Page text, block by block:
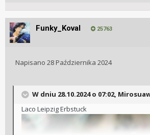
Funky_Koval 25763
Napisano 28 Października 2024
W dniu 28.10.2024 o 07:02,
Laco Leipzig Erbstuck